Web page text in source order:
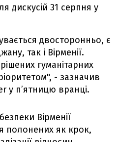
дискусій 31 серпня у
двосторонньо, є
так і Вірменії.
гуманітарних
- зазначив
у п’ятницю вранці.
Вірменії
полонених як крок,